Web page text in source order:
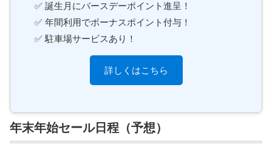
✅ 誕生月にバースデーポイント進呈！
✅ 年間利用でボーナスポイント付与！
✅ 駐車場サービスあり！
詳しくはこちら
年末年始セール日程（予想）